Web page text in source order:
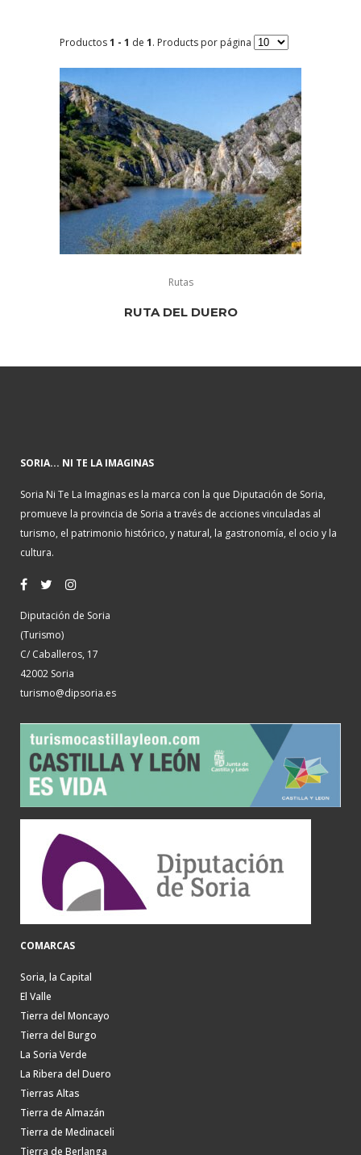
Productos1 - 1 de 1. Products por página
Rutas
RUTA DEL DUERO
SORIA... NI TE LA IMAGINAS
Soria Ni Te La Imaginas es la marca con la que Diputación de Soria,
promueve la provincia de Soria a través de acciones vinculadas al
turismo, el patrimonio histórico, y natural, la gastronomía, el ocio y la
cultura.
Diputación de Soria
(Turismo)
C/ Caballeros, 17
42002 Soria
turismo@dipsoria.es
COMARCAS
Soria, la Capital
El Valle
Tierra del Moncayo
Tierra del Burgo
La Soria Verde
La Ribera del Duero
Tierras Altas
Tierra de Almazán
Tierra de Medinaceli
Tierra de Berlanga